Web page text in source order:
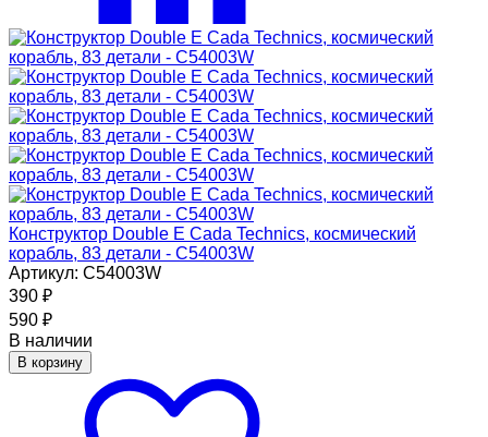
Конструктор Double E Cada Technics, космический
корабль, 83 детали - C54003W
Артикул: C54003W
390 ₽
590 ₽
В наличии
В корзину